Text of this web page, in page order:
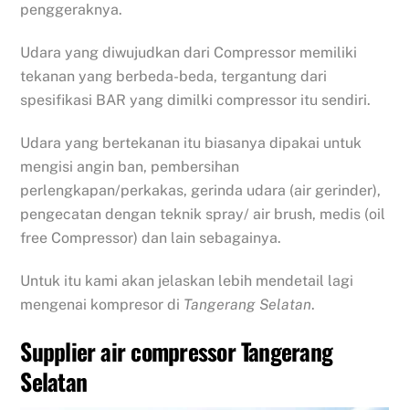
penggeraknya.
Udara yang diwujudkan dari Compressor memiliki
tekanan yang berbeda-beda, tergantung dari
spesifikasi BAR yang dimilki compressor itu sendiri.
Udara yang bertekanan itu biasanya dipakai untuk
mengisi angin ban, pembersihan
perlengkapan/perkakas, gerinda udara (air gerinder),
pengecatan dengan teknik spray/ air brush, medis (oil
free Compressor) dan lain sebagainya.
Untuk itu kami akan jelaskan lebih mendetail lagi
mengenai kompresor di Tangerang Selatan.
Supplier air compressor Tangerang
Selatan